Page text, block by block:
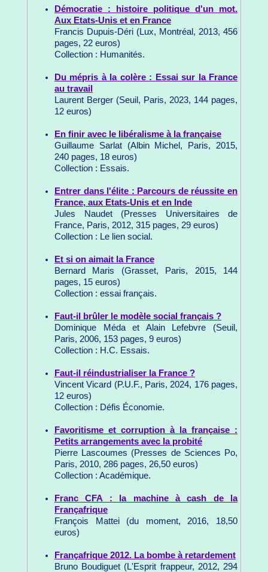
Démocratie : histoire politique d'un mot.
Aux Etats-Unis et en France
Francis Dupuis-Déri (Lux, Montréal, 2013, 456
pages, 22 euros)
Collection : Humanités.
Du mépris à la colère : Essai sur la France
au travail
Laurent Berger (Seuil, Paris, 2023, 144 pages,
12 euros)
En finir avec le libéralisme à la française
Guillaume Sarlat (Albin Michel, Paris, 2015,
240 pages, 18 euros)
Collection : Essais.
Entrer dans l'élite : Parcours de réussite en
France, aux Etats-Unis et en Inde
Jules Naudet (Presses Universitaires de
France, Paris, 2012, 315 pages, 29 euros)
Collection : Le lien social.
Et si on aimait la France
Bernard Maris (Grasset, Paris, 2015, 144
pages, 15 euros)
Collection : essai français.
Faut-il brûler le modèle social français ?
Dominique Méda et Alain Lefebvre (Seuil,
Paris, 2006, 153 pages, 9 euros)
Collection : H.C. Essais.
Faut-il réindustrialiser la France ?
Vincent Vicard (P.U.F., Paris, 2024, 176 pages,
12 euros)
Collection : Défis Économie.
Favoritisme et corruption à la française :
Petits arrangements avec la probité
Pierre Lascoumes (Presses de Sciences Po,
Paris, 2010, 286 pages, 26,50 euros)
Collection : Académique.
Franc CFA : la machine à cash de la
Françafrique
François Mattei (du moment, 2016, 18,50
euros)
Françafrique 2012. La bombe à retardement
Bruno Boudiguet (L'Esprit frappeur, 2012, 294